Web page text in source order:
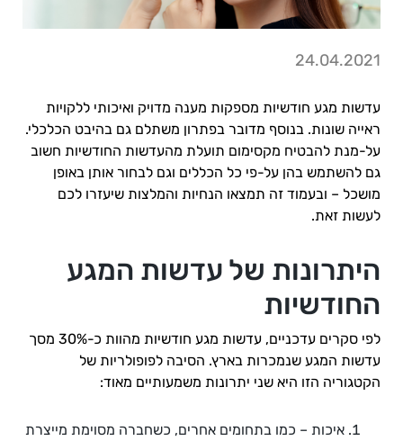
24.04.2021
עדשות מגע חודשיות מספקות מענה מדויק ואיכותי ללקויות
ראייה שונות. בנוסף מדובר בפתרון משתלם גם בהיבט הכלכלי.
על-מנת להבטיח מקסימום תועלת מהעדשות החודשיות חשוב
גם להשתמש בהן על-פי כל הכללים וגם לבחור אותן באופן
מושכל – ובעמוד זה תמצאו הנחיות והמלצות שיעזרו לכם
לעשות זאת.
היתרונות של עדשות המגע
החודשיות
לפי סקרים עדכניים, עדשות מגע חודשיות מהוות כ-30% מסך
עדשות המגע שנמכרות בארץ. הסיבה לפופולריות של
הקטגוריה הזו היא שני יתרונות משמעותיים מאוד:
איכות – כמו בתחומים אחרים, כשחברה מסוימת מייצרת